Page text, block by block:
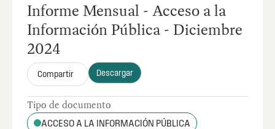
Informe Mensual - Acceso a la
Información Pública - Diciembre
2024
Compartir Descargar
Tipo de documento
ACCESO A LA INFORMACIÓN PÚBLICA